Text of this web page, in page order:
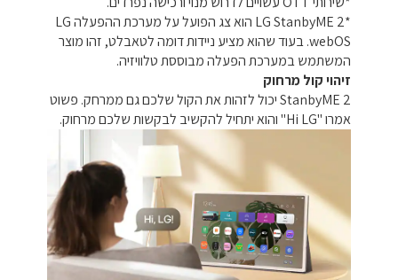
*LG StanbyME 2 הוא צג הפועל על מערכת ההפעלה LG
webOS. בעוד שהוא מציע ניידות דומה לטאבלט, זהו מוצר
המשתמש במערכת הפעלה מבוססת טלוויזיה.
זיהוי קול מרחוק
StanbyME 2 יכול לזהות את הקול שלכם גם ממרחק. פשוט
אמרו "Hi LG" והוא יתחיל להקשיב לבקשות שלכם מרחוק.